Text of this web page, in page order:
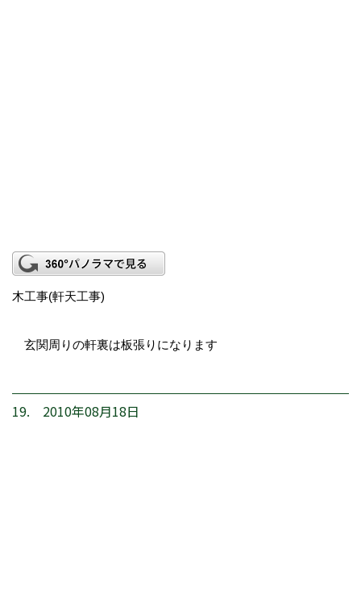
木工事(軒天工事)
玄関周りの軒裏は板張りになります
19. 2010年08月18日